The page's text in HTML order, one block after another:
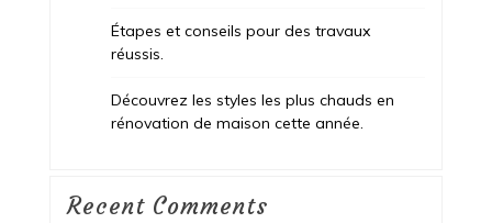
Étapes et conseils pour des travaux
réussis.
Découvrez les styles les plus chauds en
rénovation de maison cette année.
Recent Comments